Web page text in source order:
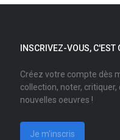
INSCRIVEZ-VOUS, C'EST
Créez votre compte dès
collection, noter,
nouvelles oeuvres !
Je m'inscris